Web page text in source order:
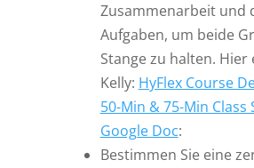
Zusammenarbeit und
Aufgaben, um beide
Stange zu halten. Hier
Kelly: HyFlex Course
50-Min & 75-Min Class
Google Doc:
Bestimmen Sie eine